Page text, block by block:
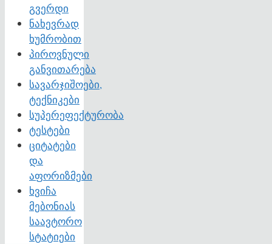
გვერდი
ნახევრად
ხუმრობით
პიროვნული
განვითარება
სავარჯიშოები,
ტექნიკები
სუპერეფექტურობა
ტესტები
ციტატები
და
აფორიზმები
ხვიჩა
მებონიას
საავტორო
სტატიები